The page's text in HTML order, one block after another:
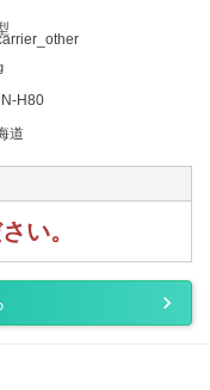
H80
道
い。